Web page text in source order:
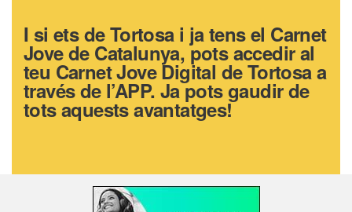
I si ets de Tortosa i ja tens el Carnet
Jove de Catalunya, pots accedir al
teu Carnet Jove Digital de Tortosa a
través de l’APP. Ja pots gaudir de
tots aquests avantatges!